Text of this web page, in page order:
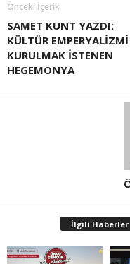
Önceki İçerik
SAMET KUNT YAZDI:
KÜLTÜR EMPERYALİZMİ
KURULMAK İSTENEN
HEGEMONYA
İlgili Haberler